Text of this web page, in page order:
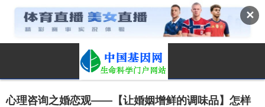
✕
心理咨询之婚恋观——【让婚姻增鲜的调味品】怎样